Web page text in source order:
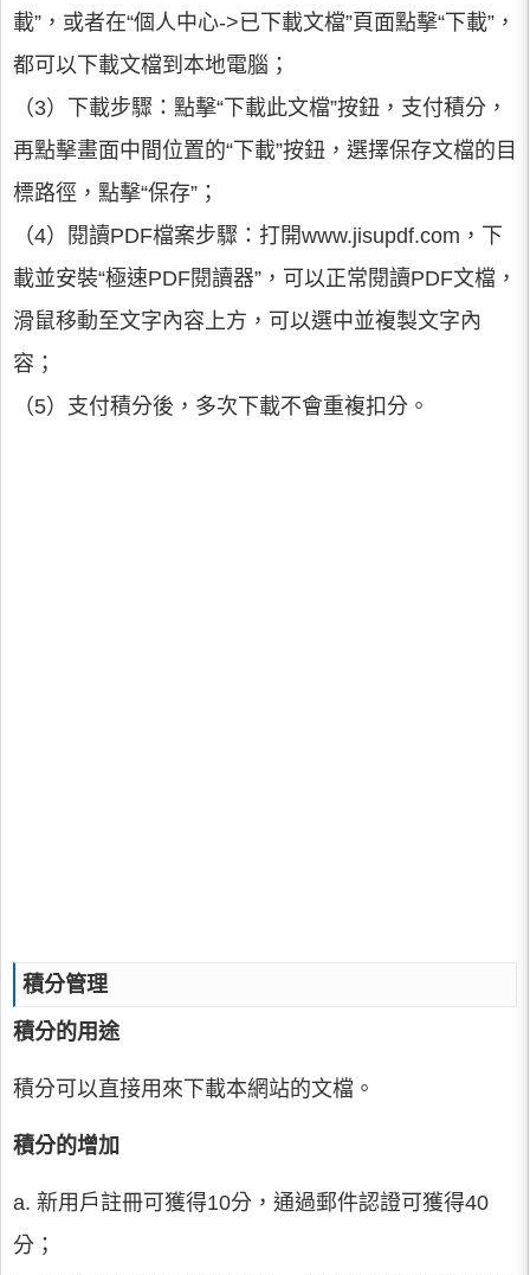
載”，或者在“個人中心->已下載文檔”頁面點擊“下載”，
都可以下載文檔到本地電腦；
（3）下載步驟：點擊“下載此文檔”按鈕，支付積分，
再點擊畫面中間位置的“下載”按鈕，選擇保存文檔的目
標路徑，點擊“保存”；
（4）閱讀PDF檔案步驟：打開www.jisupdf.com，下
載並安裝“極速PDF閱讀器”，可以正常閱讀PDF文檔，
滑鼠移動至文字內容上方，可以選中並複製文字內
容；
（5）支付積分後，多次下載不會重複扣分。
積分管理
積分的用途
積分可以直接用來下載本網站的文檔。
積分的增加
a. 新用戶註冊可獲得10分，通過郵件認證可獲得40
分；